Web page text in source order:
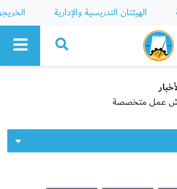
الهيئتان التدريسية والإدارية
ورش عمل متخصصة